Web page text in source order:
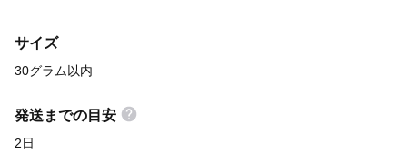
サイズ
30グラム以内
発送までの目安
2日